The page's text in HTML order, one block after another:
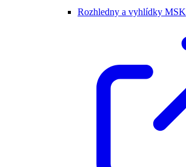
Rozhledny a vyhlídky MSK